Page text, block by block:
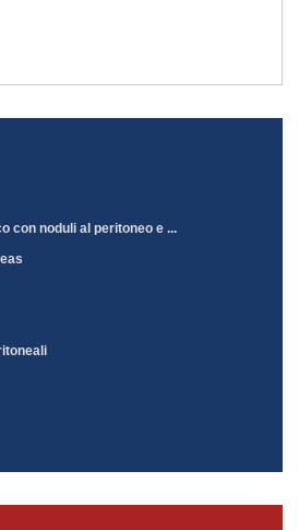
con noduli al peritoneo e ...